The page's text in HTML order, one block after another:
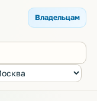
Владельцам